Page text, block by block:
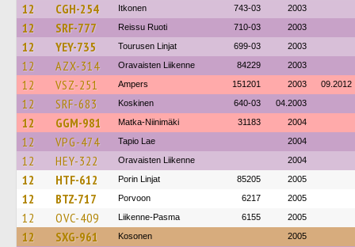
12 CGH-254 Itkonen 743-03 2003
12 SRF-777 Reissu Ruoti 710-03 2003
12 YEY-735 Tourusen Linjat 699-03 2003
12 AZX-314 Oravaisten Liikenne 84229 2003
12 VSZ-251 Ampers 151201 2003 09.2012
12 SRF-683 Koskinen 640-03 04.2003
12 GGM-981 Matka-Niinimäki 31183 2004
12 VPG-474 Tapio Lae 2004
12 HEY-322 Oravaisten Liikenne 2004
12 HTF-612 Porin Linjat 85205 2005
12 BTZ-717 Porvoon 6217 2005
12 OVC-409 Liikenne-Pasma 6155 2005
12 SXG-961 Kosonen 2005